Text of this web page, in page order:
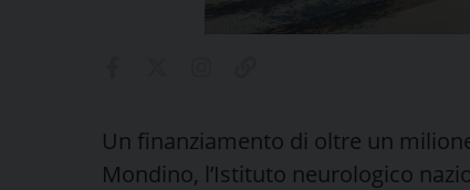
Un finanziamento di oltre un
Mondino, l’Istituto neurologico